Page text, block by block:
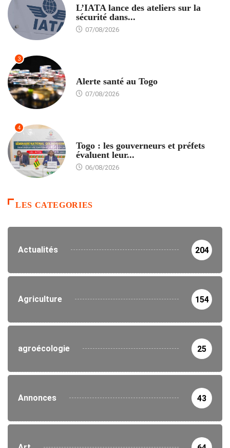
L’IATA lance des ateliers sur la
sécurité dans...
07/08/2026
3
Alerte santé au Togo
07/08/2026
4
Togo : les gouverneurs et préfets
évaluent leur...
06/08/2026
LES CATEGORIES
Actualités 204
Agriculture 154
agroécologie 25
Annonces 43